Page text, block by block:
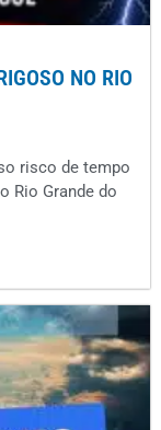
NO RIO
risco de tempo
Rio Grande do